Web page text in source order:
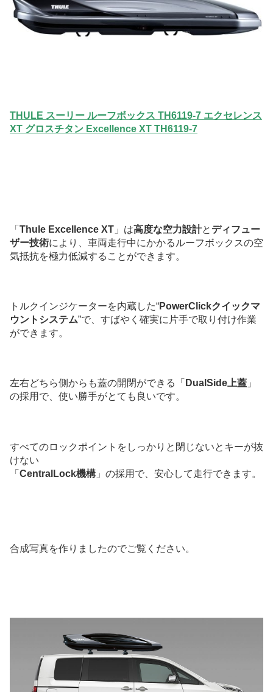
THULE スーリー ルーフボックス TH6119-7 エクセレンス
XT グロスチタン Excellence XT TH6119-7
「 Thule Excellence XT 」は高度な空力設計と ディフュー
ザー技術により、車両走行中にかかるルーフボックスの空
気抵抗を極力低減することができます。
トルクインジケーターを内蔵した“PowerClickクイックマ
ウントシステム”で、すばやく確実に片手で取り付け作業
ができます。
左右どちら側からも蓋の開閉ができる「 DualSide上蓋 」
の採用で、使い勝手がとても良いです。
すべてのロックポイントをしっかりと閉じないとキーが抜
けない
「 CentralLock機構 」の採用で、安心して走行できます。
合成写真を作りましたのでご覧ください。